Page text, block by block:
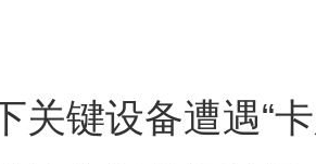
键设备遭遇“卡